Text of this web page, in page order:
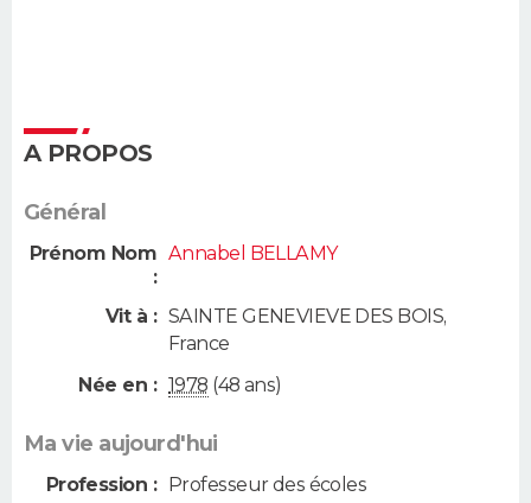
A PROPOS
Général
Prénom Nom
:
Annabel BELLAMY
Vit à : SAINTE GENEVIEVE DES BOIS,
France
Née en : 1978 (48 ans)
Ma vie aujourd'hui
Profession : Professeur des écoles